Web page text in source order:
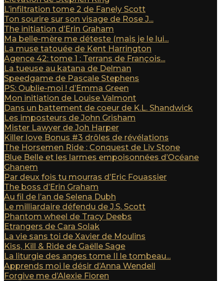
L’infiltration tome 2 de Fanely Scott
Ton sourire sur son visage de Rose J...
The initiation d’Erin Graham
Ma belle-mère me déteste (mais je le lui...
La muse tatouée de Kent Harrington
Agence 42: tome 1 : Terrans de François...
La tueuse au katana de Delman
Speedgame de Pascale Stephens
PS: Oublie-moi ! d’Emma Green
Mon initiation de Louise Valmont
Dans un battement de coeur de K.L. Shandwick
Les imposteurs de John Grisham
Mister Lawyer de Joh Harper
Killer love Bonus #3 drôles de révélations
The Horsemen Ride : Conquest de Liv Stone
Blue Belle et les larmes empoisonnées d’Océane
Ghanem
Par deux fois tu mourras d’Eric Fouassier
The boss d’Erin Graham
Au fil de l’an de Selena Dubh
Le milliardaire défendu de J.S. Scott
Phantom wheel de Tracy Deebs
Etrangers de Cara Solak
La vie sans toi de Xavier de Moulins
Kiss, Kill & Ride de Gaëlle Sage
La liturgie des anges tome II le tombeau...
Apprends moi le désir d’Anna Wendell
Forgive me d’Alexie Fioren